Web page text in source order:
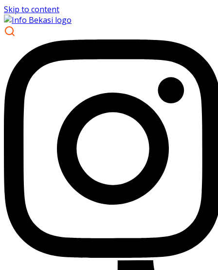
Skip to content